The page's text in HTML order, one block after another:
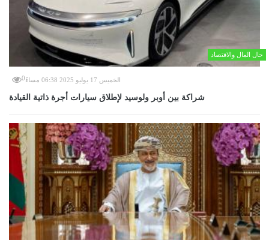
حال المال والاقتصاد
الخميس 17 يوليو 2025 06:38 مساءً 0
شراكة بين أوبر ولوسيد لإطلاق سيارات أجرة ذاتية القيادة